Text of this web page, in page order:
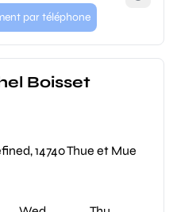
par téléphone
Boisset
14740 Thue et Mue